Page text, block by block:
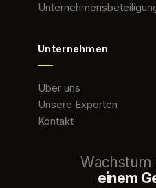
Unternehmen
Über uns
Unsere Experten
Kontakt
Wachstum
einem